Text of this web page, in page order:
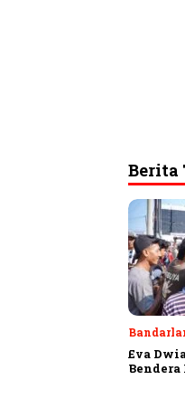
Berita
Eva